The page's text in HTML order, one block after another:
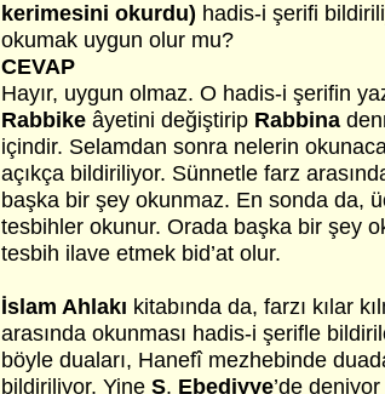
kerimesini okurdu) hadis-i şerifi
okumak uygun olur mu?
CEVAP
Hayır, uygun olmaz. O hadis-i şerifin
Rabbike âyetini değiştirip Rabbina
içindir. Selamdan sonra nelerin
açıkça bildiriliyor. Sünnetle farz
başka bir şey okunmaz. En sonda da,
tesbihler okunur. Orada başka bir şey
tesbih ilave etmek bid’at olur.
İslam Ahlakı kitabında da, farzı kılar
arasında okunması hadis-i şerifle
böyle duaları, Hanefî mezhebinde
bildiriliyor. Yine S. Ebediyye’de